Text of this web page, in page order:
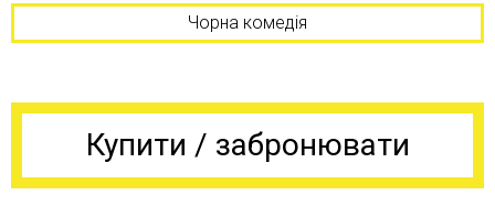
Чорна комедія
Купити / забронювати